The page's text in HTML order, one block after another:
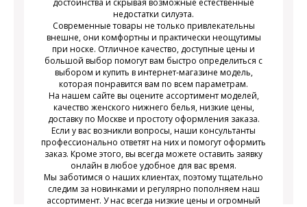
достоинства и скрывая возможные естественные
недостатки силуэта.
Современные товары не только привлекательны
внешне, они комфортны и практически неощутимы
при носке. Отличное качество, доступные цены и
большой выбор помогут вам быстро определиться с
выбором и купить в интернет-магазине модель,
которая понравится вам по всем параметрам.
На нашем сайте вы оцените ассортимент моделей,
качество женского нижнего белья, низкие цены,
доставку по Москве и простоту оформления заказа.
Если у вас возникли вопросы, наши консультанты
профессионально ответят на них и помогут оформить
заказ. Кроме этого, вы всегда можете оставить заявку
онлайн в любое удобное для вас время.
Мы заботимся о наших клиентах, поэтому тщательно
следим за новинками и регулярно пополняем наш
ассортимент. У нас всегда низкие цены и огромный